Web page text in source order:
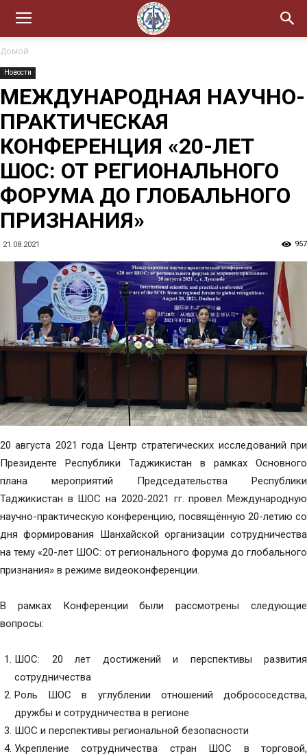
Домой
Новости
МЕЖДУНАРОДНАЯ НАУЧНО-
ПРАКТИЧЕСКАЯ
КОНФЕРЕНЦИЯ «20-ЛЕТ
ШОС: ОТ РЕГИОНАЛЬНОГО
ФОРУМА ДО ГЛОБАЛЬНОГО
ПРИЗНАНИЯ»
21.08.2021 957
20 августа 2021 года Центр стратегических исследований при
Президенте Республики Таджикистан в рамках Основного
плана мероприятий Председательства Республики
Таджикистан в ШОС на 2020-2021 гг. провел Международную
научно-практическую конференцию, посвящённую 20-летию со
дня формирования Шанхайской организации сотрудничества
на тему «20-лет ШОС: от регионального форума до глобального
признания» в режиме видеоконференции.
В рамках Конференции были рассмотрены следующие
вопросы:
ШОС: 20 лет достижений и перспективы развития
сотрудничества
Роль ШОС в углублении отношений добрососедства,
дружбы и сотрудничества в регионе
ШОС и перспективы региональной безопасности
Укрепление сотрудничества стран ШОС в торговой,